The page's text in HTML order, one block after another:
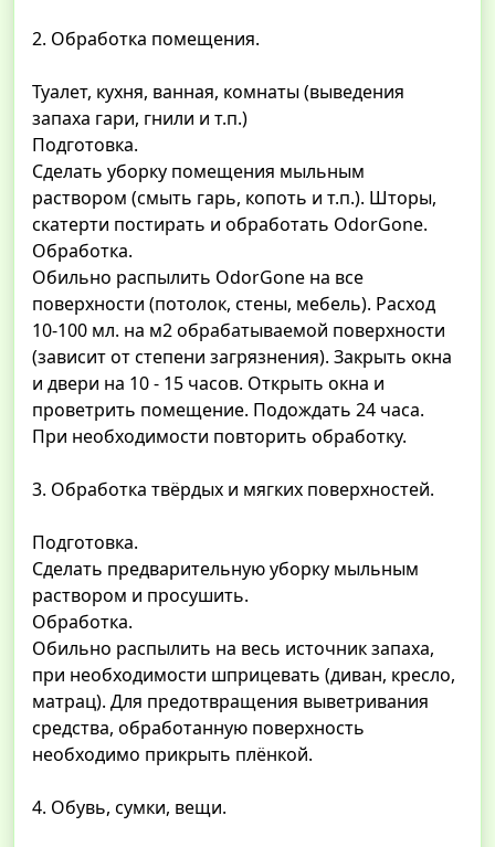
2. Обработка помещения.
Туалет, кухня, ванная, комнаты (выведения
запаха гари, гнили и т.п.)
Подготовка.
Сделать уборку помещения мыльным
раствором (смыть гарь, копоть и т.п.). Шторы,
скатерти постирать и обработать OdorGone.
Обработка.
Обильно распылить OdorGone на все
поверхности (потолок, стены, мебель). Расход
10-100 мл. на м2 обрабатываемой поверхности
(зависит от степени загрязнения). Закрыть окна
и двери на 10 - 15 часов. Открыть окна и
проветрить помещение. Подождать 24 часа.
При необходимости повторить обработку.
3. Обработка твёрдых и мягких поверхностей.
Подготовка.
Сделать предварительную уборку мыльным
раствором и просушить.
Обработка.
Обильно распылить на весь источник запаха,
при необходимости шприцевать (диван, кресло,
матрац). Для предотвращения выветривания
средства, обработанную поверхность
необходимо прикрыть плёнкой.
4. Обувь, сумки, вещи.